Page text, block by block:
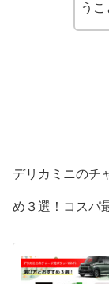
う
デリカミニのチ
め３選！コスパ